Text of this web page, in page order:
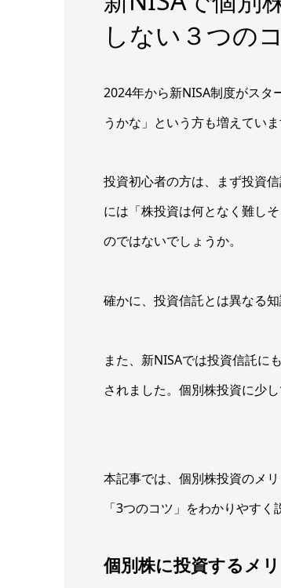
しない３つの
2024年から新NISA制度がスタ
うかな」という方も増えていま
投資初心者の方は、まず投資
には「株投資は何となく難し
のではないでしょうか。
確かに、投資信託とは異なる
また、新NISAでは投資信託に
されました。個別株投資に少
本記事では、個別株投資のメ
「3つのコツ」をわかりやす
個別株に投資するメ